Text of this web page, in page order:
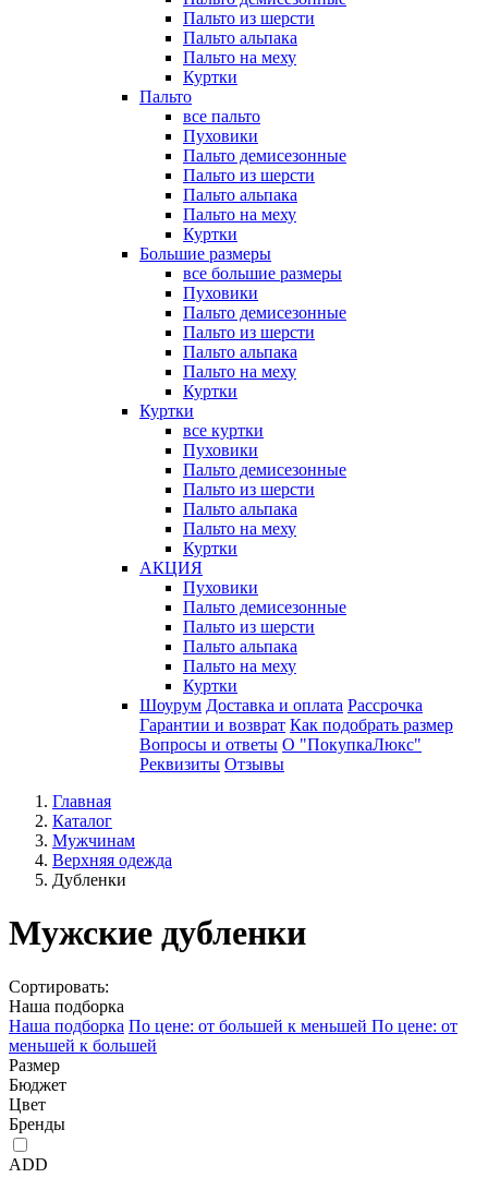
Пальто из шерсти
Пальто альпака
Пальто на меху
Куртки
Пальто
все пальто
Пуховики
Пальто демисезонные
Пальто из шерсти
Пальто альпака
Пальто на меху
Куртки
Большие размеры
все большие размеры
Пуховики
Пальто демисезонные
Пальто из шерсти
Пальто альпака
Пальто на меху
Куртки
Куртки
все куртки
Пуховики
Пальто демисезонные
Пальто из шерсти
Пальто альпака
Пальто на меху
Куртки
АКЦИЯ
Пуховики
Пальто демисезонные
Пальто из шерсти
Пальто альпака
Пальто на меху
Куртки
Шоурум Доставка и оплата Рассрочка
Гарантии и возврат Как подобрать размер
Вопросы и ответы О "ПокупкаЛюкс"
Реквизиты Отзывы
Главная
Каталог
Мужчинам
Верхняя одежда
Дубленки
Мужские дубленки
Сортировать:
Наша подборка
Наша подборка По цене: от большей к меньшей По цене: от
меньшей к большей
Размер
Бюджет
Цвет
Бренды
ADD